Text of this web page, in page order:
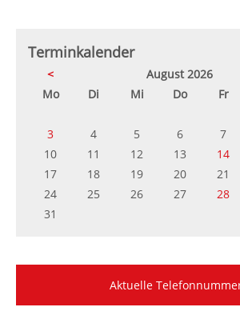
Terminkalender
< August 2026
Montag Di enstagMittwochDonnerstag
Fr
3
4 5 6 7
10
11 12 13 14
17
18 19 20 21
24
25 26 27 28
31
Aktuelle